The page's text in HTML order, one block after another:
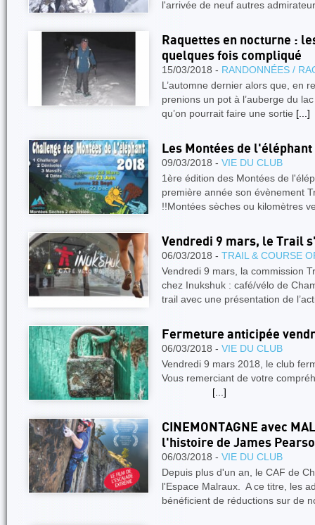
l'arrivée de neuf autres
Raquettes en nocturne :
quelques fois compliqué
15/03/2018 - RANDONNÉES /
L’automne dernier alors que, en
prenions un pot à l’auberge du
qu’on pourrait faire une sortie [...]
Les Montées de l'éléphant
09/03/2018 - VIE DU CLUB
1ère édition des Montées de
première année son évènement
!!Montées sèches ou kilomètres
Vendredi 9 mars, le Trail
06/03/2018 - TRAIL & COURSE
Vendredi 9 mars, la commission
chez Inukshuk : café/vélo de
trail avec une présentation de
Fermeture anticipée
06/03/2018 - VIE DU CLUB
Vendredi 9 mars 2018, le club
Vous remerciant de votre
[...]
CINEMONTAGNE avec
l'histoire de James
06/03/2018 - VIE DU CLUB
Depuis plus d'un an, le CAF de
l'Espace Malraux. A ce titre, les
bénéficient de réductions sur de